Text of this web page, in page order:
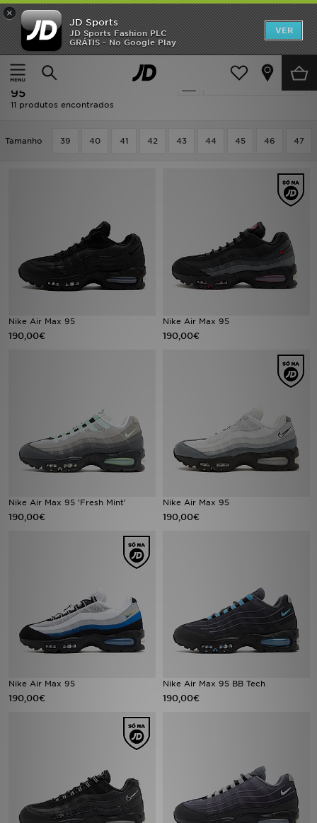
×
JD Sports
JD Sports Fashion PLC
GRÁTIS - No Google Play
VER
Página principal
Homem
Actualizar a pesquisa
Homem - Nike Nike Air Max
95
11 produtos encontrados
Tamanho 39 40 41 42 43 44 45 46 47
Nike Air Max 95
190,00€
Nike Air Max 95
190,00€
Nike Air Max 95 'Fresh Mint'
190,00€
Nike Air Max 95
190,00€
Nike Air Max 95
190,00€
Nike Air Max 95 BB Tech
190,00€
INÍCIO
Promoções
NOVIDADES
DESPORTO
FUTEBOL JD
VER MARCAS
BLOG
ESTADO DO TEU PEDIDO
ATENÇÃO AO CLIENTE
TRABALHA CONNOSCO
FAQs